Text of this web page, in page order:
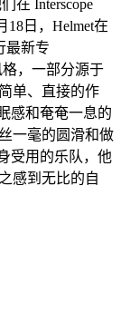
在 Interscope
18日，Helmet在
最新专
格，一部分源于
单、直接的作
感和奄奄一息的
一毫的圆滑和做
受用的乐队，他
感到无比的自